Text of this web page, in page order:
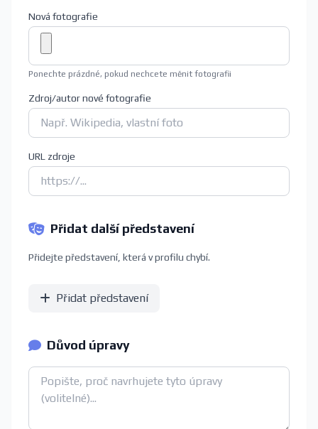
Nová fotografie
Ponechte prázdné, pokud nechcete měnit fotografii
Zdroj/autor nové fotografie
URL zdroje
Přidat další představení
Přidejte představení, která v profilu chybí.
Přidat představení
Důvod úpravy